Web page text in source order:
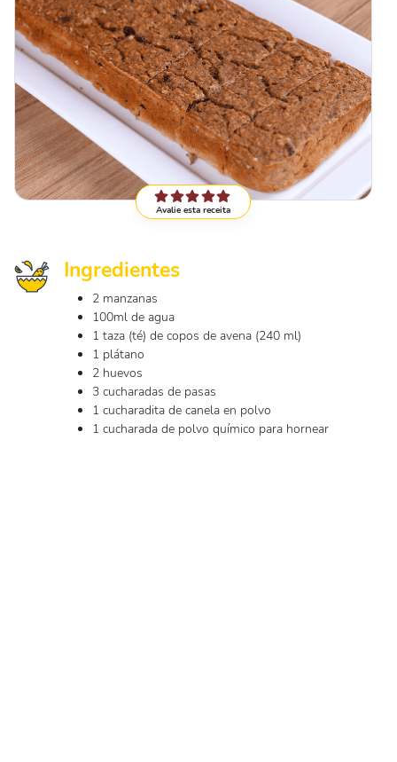
Avalie esta receita
Ingredientes
2 manzanas
100ml de agua
1 taza (té) de copos de avena (240 ml)
1 plátano
2 huevos
3 cucharadas de pasas
1 cucharadita de canela en polvo
1 cucharada de polvo químico para hornear